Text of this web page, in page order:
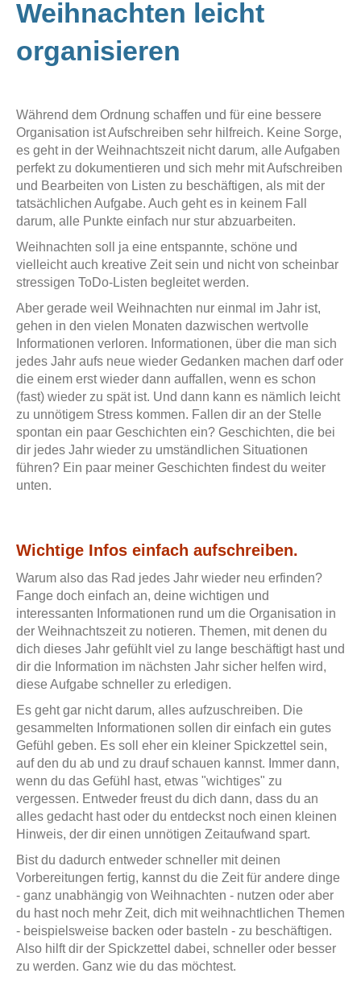
Weihnachten leicht
organisieren
Während dem Ordnung schaffen und für eine bessere
Organisation ist Aufschreiben sehr hilfreich. Keine Sorge,
es geht in der Weihnachtszeit nicht darum, alle Aufgaben
perfekt zu dokumentieren und sich mehr mit Aufschreiben
und Bearbeiten von Listen zu beschäftigen, als mit der
tatsächlichen Aufgabe. Auch geht es in keinem Fall
darum, alle Punkte einfach nur stur abzuarbeiten.
Weihnachten soll ja eine entspannte, schöne und
vielleicht auch kreative Zeit sein und nicht von scheinbar
stressigen ToDo-Listen begleitet werden.
Aber gerade weil Weihnachten nur einmal im Jahr ist,
gehen in den vielen Monaten dazwischen wertvolle
Informationen verloren. Informationen, über die man sich
jedes Jahr aufs neue wieder Gedanken machen darf oder
die einem erst wieder dann auffallen, wenn es schon
(fast) wieder zu spät ist. Und dann kann es nämlich leicht
zu unnötigem Stress kommen. Fallen dir an der Stelle
spontan ein paar Geschichten ein? Geschichten, die bei
dir jedes Jahr wieder zu umständlichen Situationen
führen? Ein paar meiner Geschichten findest du weiter
unten.
Wichtige Infos einfach aufschreiben.
Warum also das Rad jedes Jahr wieder neu erfinden?
Fange doch einfach an, deine wichtigen und
interessanten Informationen rund um die Organisation in
der Weihnachtszeit zu notieren. Themen, mit denen du
dich dieses Jahr gefühlt viel zu lange beschäftigt hast und
dir die Information im nächsten Jahr sicher helfen wird,
diese Aufgabe schneller zu erledigen.
Es geht gar nicht darum, alles aufzuschreiben. Die
gesammelten Informationen sollen dir einfach ein gutes
Gefühl geben. Es soll eher ein kleiner Spickzettel sein,
auf den du ab und zu drauf schauen kannst. Immer dann,
wenn du das Gefühl hast, etwas "wichtiges" zu
vergessen. Entweder freust du dich dann, dass du an
alles gedacht hast oder du entdeckst noch einen kleinen
Hinweis, der dir einen unnötigen Zeitaufwand spart.
Bist du dadurch entweder schneller mit deinen
Vorbereitungen fertig, kannst du die Zeit für andere dinge
- ganz unabhängig von Weihnachten - nutzen oder aber
du hast noch mehr Zeit, dich mit weihnachtlichen Themen
- beispielsweise backen oder basteln - zu beschäftigen.
Also hilft dir der Spickzettel dabei, schneller oder besser
zu werden. Ganz wie du das möchtest.